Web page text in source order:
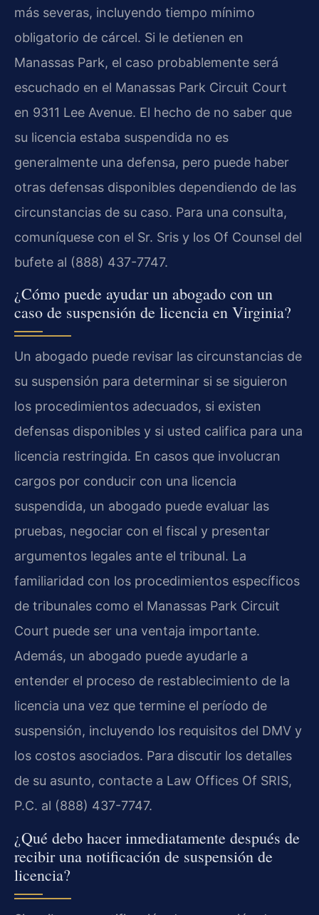
más severas, incluyendo tiempo mínimo
obligatorio de cárcel. Si le detienen en
Manassas Park, el caso probablemente será
escuchado en el Manassas Park Circuit Court
en 9311 Lee Avenue. El hecho de no saber que
su licencia estaba suspendida no es
generalmente una defensa, pero puede haber
otras defensas disponibles dependiendo de las
circunstancias de su caso. Para una consulta,
comuníquese con el Sr. Sris y los Of Counsel del
bufete al (888) 437-7747.
¿Cómo puede ayudar un abogado con un
caso de suspensión de licencia en Virginia?
Un abogado puede revisar las circunstancias de
su suspensión para determinar si se siguieron
los procedimientos adecuados, si existen
defensas disponibles y si usted califica para una
licencia restringida. En casos que involucran
cargos por conducir con una licencia
suspendida, un abogado puede evaluar las
pruebas, negociar con el fiscal y presentar
argumentos legales ante el tribunal. La
familiaridad con los procedimientos específicos
de tribunales como el Manassas Park Circuit
Court puede ser una ventaja importante.
Además, un abogado puede ayudarle a
entender el proceso de restablecimiento de la
licencia una vez que termine el período de
suspensión, incluyendo los requisitos del DMV y
los costos asociados. Para discutir los detalles
de su asunto, contacte a Law Offices Of SRIS,
P.C. al (888) 437-7747.
¿Qué debo hacer inmediatamente después de
recibir una notificación de suspensión de
licencia?